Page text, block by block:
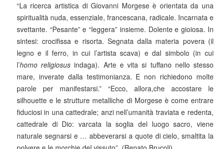
“La ricerca artistica di Giovanni Morgese è orientata da una
spiritualità nuda, essenziale, francescana, radicale. Incarnata e
svettante. “Pesante” e “leggera” insieme. Dolente e gioiosa. In
sintesi: crocifissa e risorta. Segnata dalla materia povera (il
legno e il ferro, in cui l’artista scava) e dal simbolo (in cui
l’homo religiosus indaga). Arte e vita si tuffano nello stesso
mare, inverate dalla testimonianza. E non richiedono molte
parole per manifestarsi.” “Ecco, allora,che accostare le
silhouette e le strutture metalliche di Morgese è come entrare
fiduciosi in una cattedrale; anzi nell’umanità traviata e redenta,
cattedrale di Dio: varcata la soglia del luogo sacro, viene
naturale segnarsi e … abbeverarsi a quote di cielo, smaltita la